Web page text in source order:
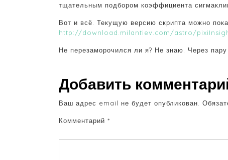
тщательным подбором коэффициента
Вот и всё. Текущую версию скрипта можно
http://download.milantiev.com/astro/
Не перезаморочился ли я? Не знаю. Через пару
Добавить
Ваш адрес email не будет опубликован.
Комментарий *